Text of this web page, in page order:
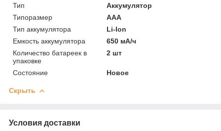
Тип
Аккумулятор
Типоразмер
AAA
Тип аккумулятора
Li-Ion
Емкость аккумулятора
650 мА/ч
Количество батареек в
упаковке
2 шт
Состояние Новое
Скрыть
Условия доставки